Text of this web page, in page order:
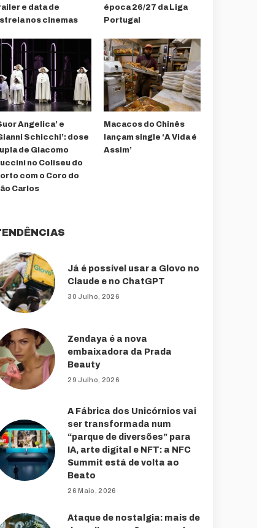
e data de
nos cinemas
época 26/27 da Liga
Portugal
Angelica’ e
Schicchi’: dose
de Giacomo
no Coliseu do
com o Coro do
Carlos
Macacos do Chinês
lançam single ‘A Vida é
Assim’
Já é possível usar a Glovo no
Claude e no ChatGPT
30 Julho, 2026
Zendaya é a nova
embaixadora da Prada
Beauty
29 Julho, 2026
A Fábrica dos Unicórnios vai
ser transformada num
“parque de diversões” para
IA, arte digital e NFT: a NFC
Summit está de volta ao
Beato
26 Maio, 2026
Ataque de nostalgia: mais de